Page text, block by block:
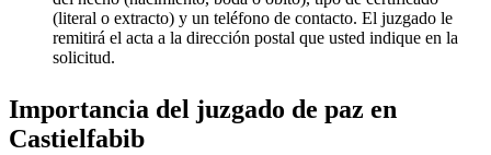
(literal o extracto) y un teléfono de contacto. El juzgado le
remitirá el acta a la dirección postal que usted indique en la
solicitud.
Importancia del juzgado de paz en
Castielfabib